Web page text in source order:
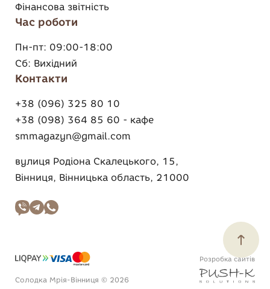
Фінансова звітність
Час роботи
Пн-пт: 09:00-18:00
Сб: Вихідний
Контакти
+38 (096) 325 80 10
+38 (098) 364 85 60 - кафе
smmagazyn@gmail.com
вулиця Родіона Скалецького, 15,
Вінниця, Вінницька область, 21000
Солодка Мрія-Вінниця © 2026
Розробка сайтів